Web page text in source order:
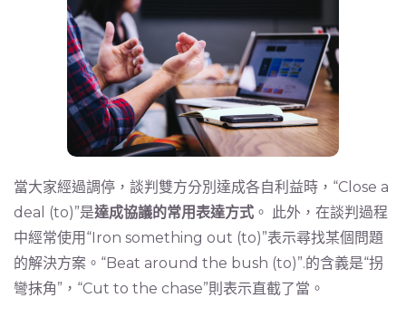
當大家經過調停，談判雙方分別達成各自利益時，“Close a
deal (to)”是達成協議的常用表達方式 。 此外，在談判過程
中經常使用“Iron something out (to)”表示尋找某個問題
的解決方案。“Beat around the bush (to)”.的含義是“拐
彎抹角”，“Cut to the chase”則表示直截了當。